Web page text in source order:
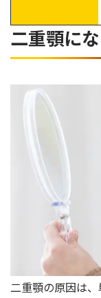
二重顎を改善し
正しい姿勢
舌や口元の筋
食生活と咀
誰でも二重顎は
ニング習慣
二重顎に
二重顎の原因は